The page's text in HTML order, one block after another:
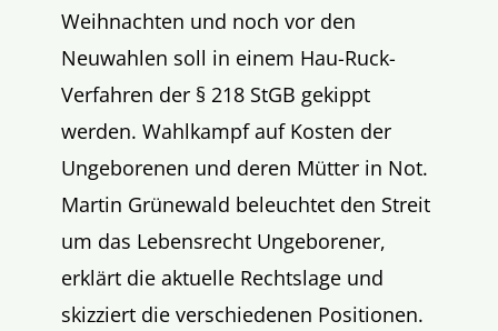
Weihnachten und noch vor den
Neuwahlen soll in einem Hau-Ruck-
Verfahren der § 218 StGB gekippt
werden. Wahlkampf auf Kosten der
Ungeborenen und deren Mütter in Not.
Martin Grünewald beleuchtet den Streit
um das Lebensrecht Ungeborener,
erklärt die aktuelle Rechtslage und
skizziert die verschiedenen Positionen.